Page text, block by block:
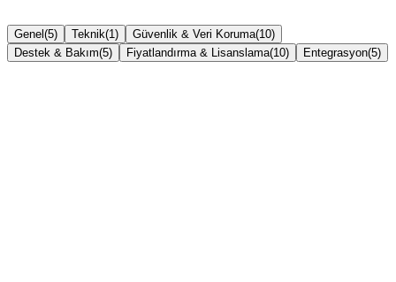
Genel (5) Teknik(1 ) Güvenlik & Veri Koruma(10)
Destek & Bakım(5) Fiyatlandırma & Lisanslama(10) Entegrasyon(5)